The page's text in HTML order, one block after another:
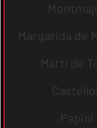
Margarida de
Martí de
Papiol